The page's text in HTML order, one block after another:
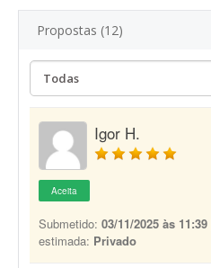
Propostas (12)
Igor H.
Aceita
Submetido: 03/11/2025 às 11:39
estimada: Privado